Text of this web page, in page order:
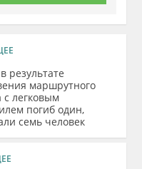
результате
маршрутного
с легковым
погиб один,
семь человек